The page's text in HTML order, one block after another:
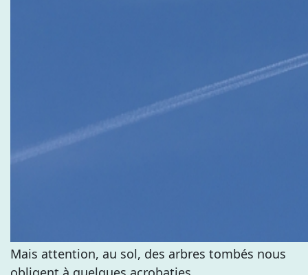
Mais attention, au sol, des arbres tombés nous